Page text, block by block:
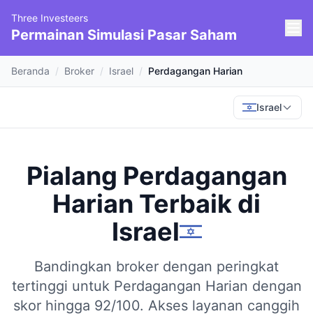
Three Investeers
Permainan Simulasi Pasar Saham
Beranda / Broker / Israel / Perdagangan Harian
Israel
Pialang Perdagangan
Harian Terbaik di
Israel
Bandingkan broker dengan peringkat
tertinggi untuk Perdagangan Harian dengan
skor hingga 92/100. Akses layanan canggih